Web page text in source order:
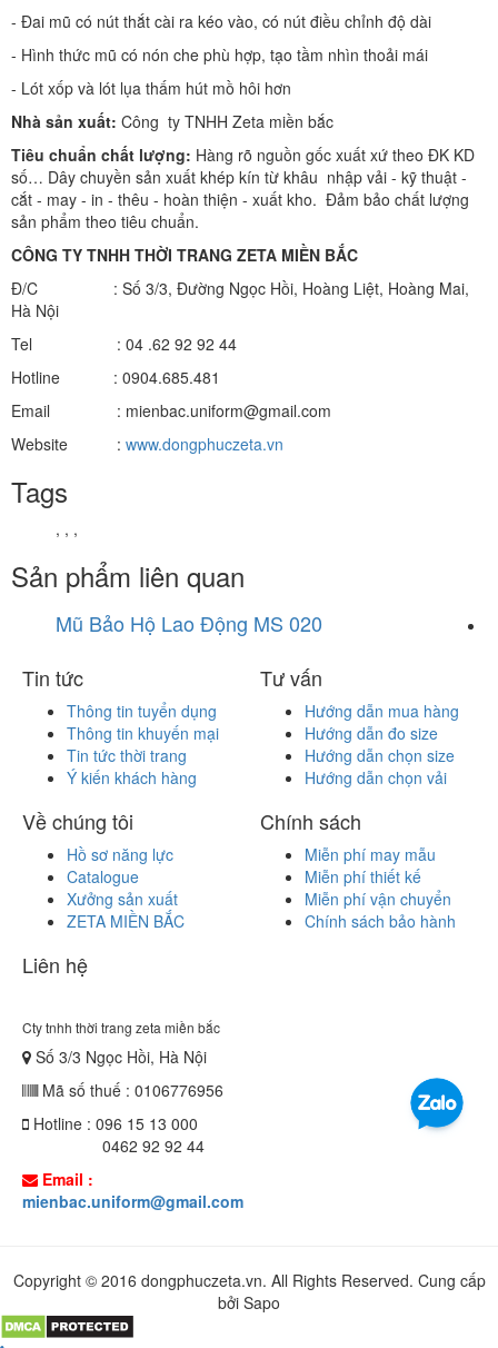
- Đai mũ có nút thắt cài ra kéo vào, có nút điều chỉnh độ dài
- Hình thức mũ có nón che phù hợp, tạo tầm nhìn thoải mái
- Lót xốp và lót lụa thấm hút mồ hôi hơn
Nhà sản xuất: Công ty TNHH Zeta miền bắc
Tiêu chuẩn chất lượng: Hàng rõ nguồn gốc xuất xứ theo ĐK KD
số… Dây chuyền sản xuất khép kín từ khâu nhập vải - kỹ thuật -
cắt - may - in - thêu - hoàn thiện - xuất kho. Đảm bảo chất lượng
sản phẩm theo tiêu chuẩn.
CÔNG TY TNHH THỜI TRANG ZETA MIỀN BẮC
Đ/C : Số 3/3, Đường Ngọc Hồi, Hoàng Liệt, Hoàng Mai,
Hà Nội
Tel : 04 .62 92 92 44
Hotline : 0904.685.481
Email : mienbac.uniform@gmail.com
Website : www.dongphuczeta.vn
Tags
, , ,
Sản phẩm liên quan
Mũ Bảo Hộ Lao Động MS 020
Tin tức
Thông tin tuyển dụng
Thông tin khuyến mại
Tin tức thời trang
Ý kiến khách hàng
Tư vấn
Hướng dẫn mua hàng
Hướng dẫn đo size
Hướng dẫn chọn size
Hướng dẫn chọn vải
Về chúng tôi
Hồ sơ năng lực
Catalogue
Xưởng sản xuất
ZETA MIỀN BẮC
Chính sách
Miễn phí may mẫu
Miễn phí thiết kế
Miễn phí vận chuyển
Chính sách bảo hành
Liên hệ
Cty tnhh thời trang zeta miền bắc
Số 3/3 Ngọc Hồi, Hà Nội
Mã số thuế : 0106776956
Hotline : 096 15 13 000
0462 92 92 44
Email :
mienbac.uniform@gmail.com
Copyright © 2016 dongphuczeta.vn. All Rights Reserved. Cung cấp
bởi Sapo